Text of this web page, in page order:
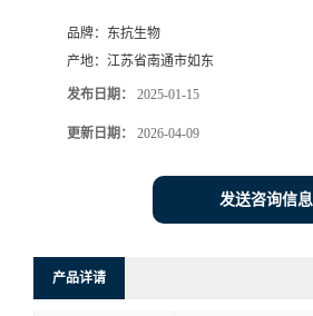
品牌： 东抗生物
产地： 江苏省南通市如东
发布日期： 2025-01-15
更新日期： 2026-04-09
发送咨询信息
产品详请